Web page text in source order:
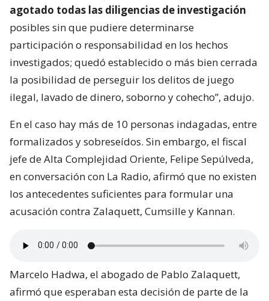
agotado todas las diligencias de investigación
posibles sin que pudiere determinarse
participación o responsabilidad en los hechos
investigados; quedó establecido o más bien cerrada
la posibilidad de perseguir los delitos de juego
ilegal, lavado de dinero, soborno y cohecho”, adujo.
En el caso hay más de 10 personas indagadas, entre
formalizados y sobreseídos. Sin embargo, el fiscal
jefe de Alta Complejidad Oriente, Felipe Sepúlveda,
en conversación con La Radio, afirmó que no existen
los antecedentes suficientes para formular una
acusación contra Zalaquett, Cumsille y Kannan.
Marcelo Hadwa, el abogado de Pablo Zalaquett,
afirmó que esperaban esta decisión de parte de la